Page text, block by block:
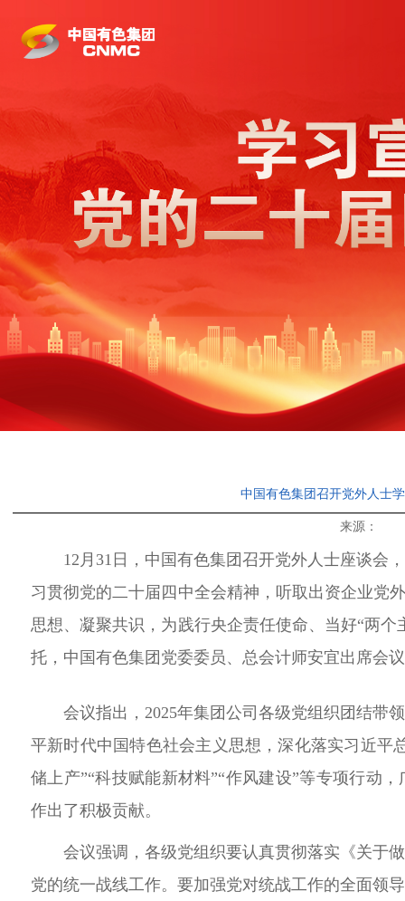
中国有色集团召开党外人士
来源：
12月31 日，中国有色集团召开党外人士座谈会
习贯彻 党的二十届四中全会精神， 听取出资企业党
思想、凝聚共识，为践行央企责任使命、当好“两个
托， 中国有色集团党委委员、总会计师安宜出席会
会议指出，2025年集团公司各级党组织 团结带领
平新时代中国特色社会主义思想，深化落实习近平
储上产”“科技赋能新材料”“作风建设”等专项行动，
作出了积极贡献。
会议强调，各级党组织要认真贯彻落实《关于
党的统一战线工作。要加强党对统战工作的全面领